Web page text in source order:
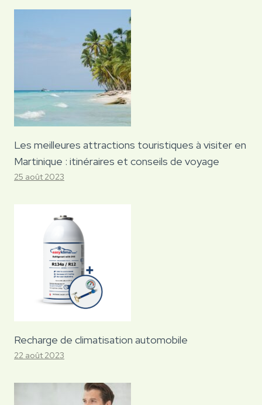
Les meilleures attractions touristiques à visiter en
Martinique : itinéraires et conseils de voyage
25 août 2023
Recharge de climatisation automobile
22 août 2023